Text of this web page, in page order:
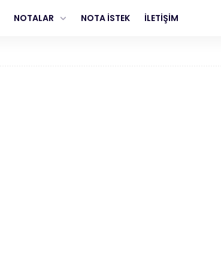
NOTALAR NOTA İSTEK İLETİŞİM